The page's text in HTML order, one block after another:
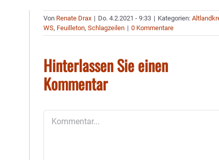
Von Renate Drax | Do. 4.2.2021 - 9:33 | Kategorien:
WS, Feuilleton,Schlagzeilen | 0 Kommentare
Hinterlassen Sie einen
Kommentar